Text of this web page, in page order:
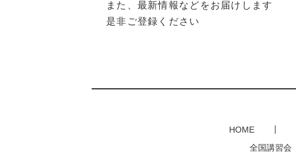
また、最新情報などをお届けします
是非ご登録ください
HOME
全国講習会